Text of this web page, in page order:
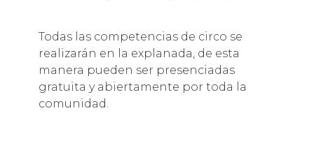
Todas las competencias de circo se
realizarán en la explanada, de esta
manera pueden ser presenciadas
gratuita y abiertamente por toda la
comunidad.